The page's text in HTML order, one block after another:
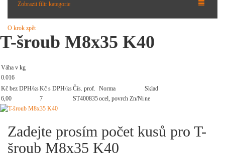
Zobrazit filtr kategorie
O krok zpět
T-šroub M8x35 K40
Váha v kg
0.016
Kč bez DPH/ksKč s DPH/ksČís. prof. Norma
Sklad
6,00
7 ST400835ocel, povrch Zn/Nine
Zadejte prosím počet kusů pro T-
šroub M8x35 K40